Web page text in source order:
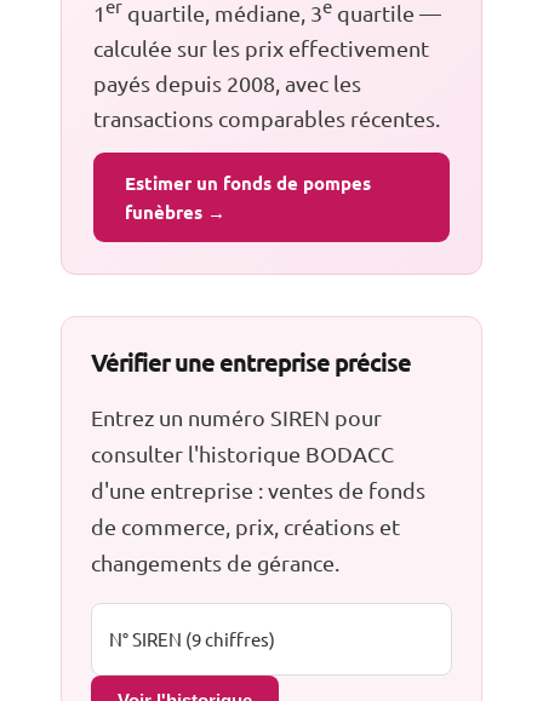
1er quartile, médiane, 3e quartile —
calculée sur les prix effectivement
payés depuis 2008, avec les
transactions comparables récentes.
Estimer un fonds de pompes
funèbres →
Vérifier une entreprise précise
Entrez un numéro SIREN pour
consulter l'historique BODACC
d'une entreprise : ventes de fonds
de commerce, prix, créations et
changements de gérance.